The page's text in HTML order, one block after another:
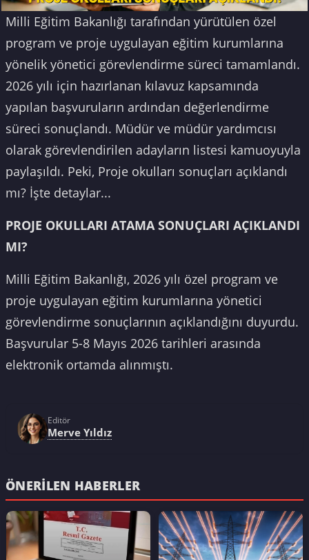
Milli Eğitim Bakanlığı tarafından yürütülen özel
program ve proje uygulayan eğitim kurumlarına
yönelik yönetici görevlendirme süreci tamamlandı.
2026 yılı için hazırlanan kılavuz kapsamında
yapılan başvuruların ardından değerlendirme
süreci sonuçlandı. Müdür ve müdür yardımcısı
olarak görevlendirilen adayların listesi kamuoyuyla
paylaşıldı. Peki, Proje okulları sonuçları açıklandı
mı? İşte detaylar...
PROJE OKULLARI ATAMA SONUÇLARI AÇIKLANDI
MI?
Milli Eğitim Bakanlığı, 2026 yılı özel program ve
proje uygulayan eğitim kurumlarına yönetici
görevlendirme sonuçlarının açıklandığını duyurdu.
Başvurular 5-8 Mayıs 2026 tarihleri arasında
elektronik ortamda alınmıştı.
Editör
Merve Yıldız
ÖNERILEN HABERLER